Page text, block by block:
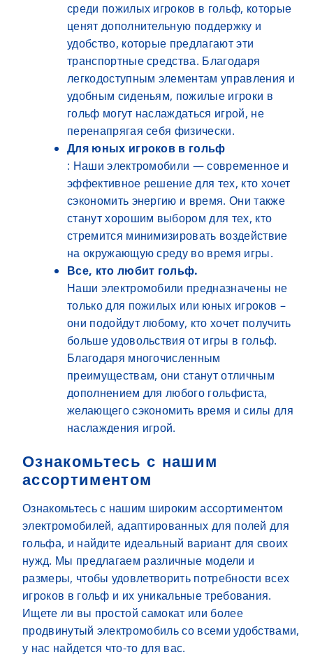
среди пожилых игроков в гольф, которые
ценят дополнительную поддержку и
удобство, которые предлагают эти
транспортные средства. Благодаря
легкодоступным элементам управления и
удобным сиденьям, пожилые игроки в
гольф могут наслаждаться игрой, не
перенапрягая себя физически.
Для юных игроков в гольф
: Наши электромобили — современное и
эффективное решение для тех, кто хочет
сэкономить энергию и время. Они также
станут хорошим выбором для тех, кто
стремится минимизировать воздействие
на окружающую среду во время игры.
Все, кто любит гольф.
Наши электромобили предназначены не
только для пожилых или юных игроков –
они подойдут любому, кто хочет получить
больше удовольствия от игры в гольф.
Благодаря многочисленным
преимуществам, они станут отличным
дополнением для любого гольфиста,
желающего сэкономить время и силы для
наслаждения игрой.
Ознакомьтесь с нашим
ассортиментом
Ознакомьтесь с нашим широким ассортиментом
электромобилей, адаптированных для полей для
гольфа, и найдите идеальный вариант для своих
нужд. Мы предлагаем различные модели и
размеры, чтобы удовлетворить потребности всех
игроков в гольф и их уникальные требования.
Ищете ли вы простой самокат или более
продвинутый электромобиль со всеми удобствами,
у нас найдется что-то для вас.